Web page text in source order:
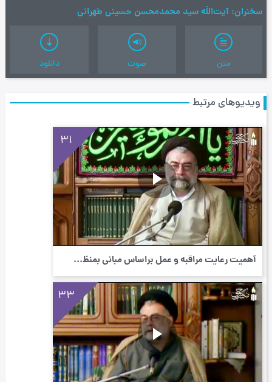
سخنران آیت‌اللَه سید محمدمحسن حسینی طهرانی
متن صوت دانلود
ویدیوهای مرتبط
31
أهمیت رعایت مراقبه و عمل براساس مبانی بمنظ...
33